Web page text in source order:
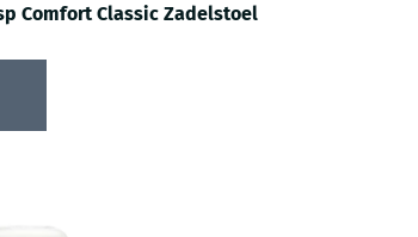
Comfort Classic Zadelstoel